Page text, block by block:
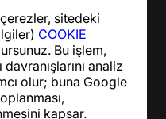
sitedeki
COOKIE
Bu işlem,
analiz
olur; buna Google
kapsar.
Makaleler